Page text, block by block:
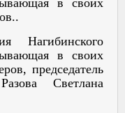
Нагибинского
в своих
председатель
Светлана